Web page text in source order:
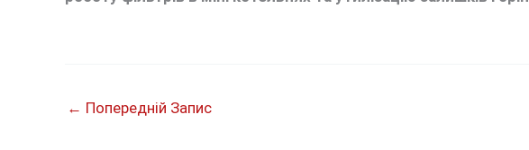
← Попередній Запис